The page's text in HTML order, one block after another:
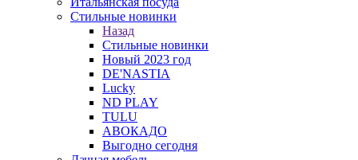
Стильные новинки
Назад
Стильные новинки
Новый 2023 год
DE'NASTIA
Lucky
ND PLAY
TULU
АВОКАДО
Выгодно сегодня